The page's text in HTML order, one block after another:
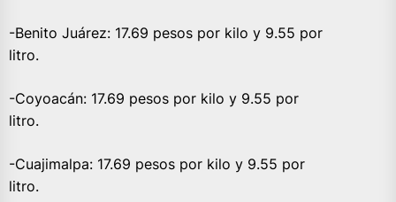
-Benito Juárez: 17.69 pesos por kilo y 9.55 por
litro.
-Coyoacán: 17.69 pesos por kilo y 9.55 por
litro.
-Cuajimalpa: 17.69 pesos por kilo y 9.55 por
litro.